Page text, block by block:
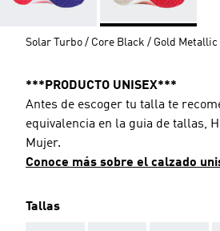
Solar Turbo / Core Black / Gold Metallic
***PRODUCTO UNISEX***
Antes de escoger tu talla te
equivalencia en la guia de tallas,
Mujer.
Conoce más sobre el calzado
Tallas